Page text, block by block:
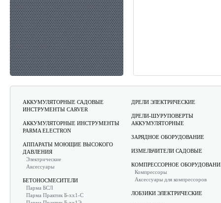
АККУМУЛЯТОРНЫЕ САДОВЫЕ
ИНСТРУМЕНТЫ CARVER
АККУМУЛЯТОРНЫЕ ИНСТРУМЕНТЫ
PARMA ELECTRON
АППАРАТЫ МОЮЩИЕ ВЫСОКОГО
ДАВЛЕНИЯ
Электрические
Аксессуары
БЕТОНОСМЕСИТЕЛИ
Парма БСЛ
Парма Практик Б-хх1-С
ДРЕЛИ ЭЛЕКТРИЧЕСКИЕ
ДРЕЛИ-ШУРУПОВЕРТЫ
АККУМУЛЯТОРНЫЕ
ЗАРЯДНОЕ ОБОРУДОВАНИЕ
ИЗМЕЛЬЧИТЕЛИ САДОВЫЕ
КОМПРЕССОРНОЕ
Компрессоры
Аксессуары для компрессоров
ЛОБЗИКИ ЭЛЕКТРИЧЕСКИЕ